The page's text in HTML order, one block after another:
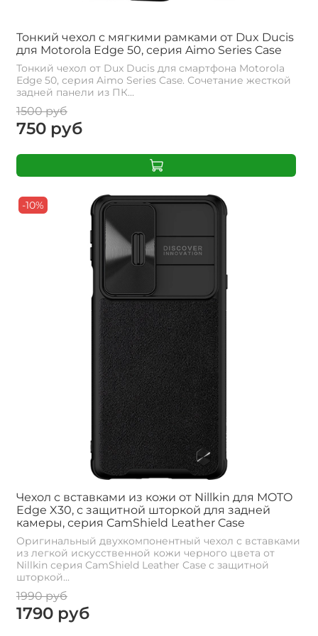
Тонкий чехол с мягкими рамками от Dux Ducis
для Motorola Edge 50, серия Aimo Series Case
Тонкий чехол от Dux Ducis для смартфона Motorola
Edge 50, серия Aimo Series Case. Сочетание жесткой
задней панели из ПК...
1500 руб
750 руб
-10%
Чехол с вставками из кожи от Nillkin для MOTO
Edge X30, с защитной шторкой для задней
камеры, серия CamShield Leather Case
Оригинальный двухкомпонентный чехол с вставками
из легкой искусственной кожи черного цвета от
Nillkin серия CamShield Leather Case с защитной
шторкой...
1990 руб
1790 руб